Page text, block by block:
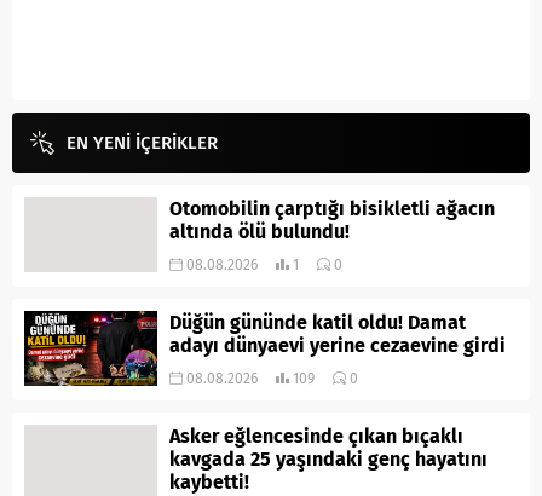
EN YENİ İÇERİKLER
Otomobilin çarptığı bisikletli ağacın
altında ölü bulundu!
08.08.2026 1 0
Düğün gününde katil oldu! Damat
adayı dünyaevi yerine cezaevine girdi
08.08.2026 109 0
Asker eğlencesinde çıkan bıçaklı
kavgada 25 yaşındaki genç hayatını
kaybetti!